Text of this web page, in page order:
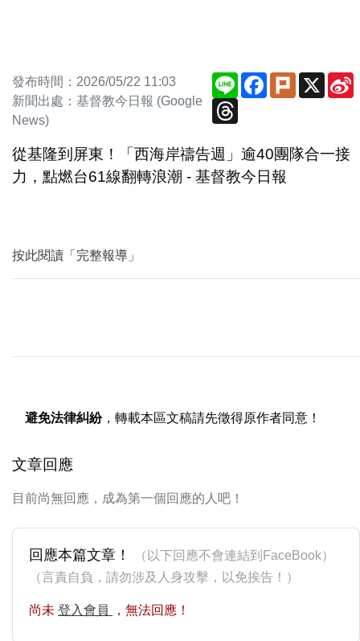
發布時間：2026/05/22 11:03
新聞出處：基督教今日報 (Google
News)
Line Facebook
Plurk X
從基隆到屏東！「西海岸禱告週」逾40團隊合一接
力，點燃台61線翻轉浪潮 - 基督教今日報
按此閱讀「完整報導」
避免法律糾紛，轉載本區文稿請先徵得原作者同意！
文章回應
目前尚無回應，成為第一個回應的人吧！
回應本篇文章！
（以下回應不會連結到FaceBook）
（言責自負，請勿涉及人身攻擊，以免挨告！）
尚未 登入會員 ，無法回應！